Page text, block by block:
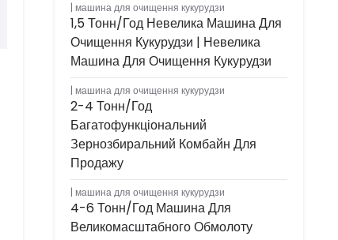
машина для очищення кукурудзи
1,5 Тонн/год Невелика Машина Для
Очищення Кукурудзи | Невелика
Машина Для Очищення Кукурудзи
машина для очищення кукурудзи
2-4 Тонн/год
Багатофункціональний
Зернозбиральний Комбайн Для
Продажу
машина для очищення кукурудзи
4-6 Тонн/год Машина Для
Великомасштабного Обмолоту